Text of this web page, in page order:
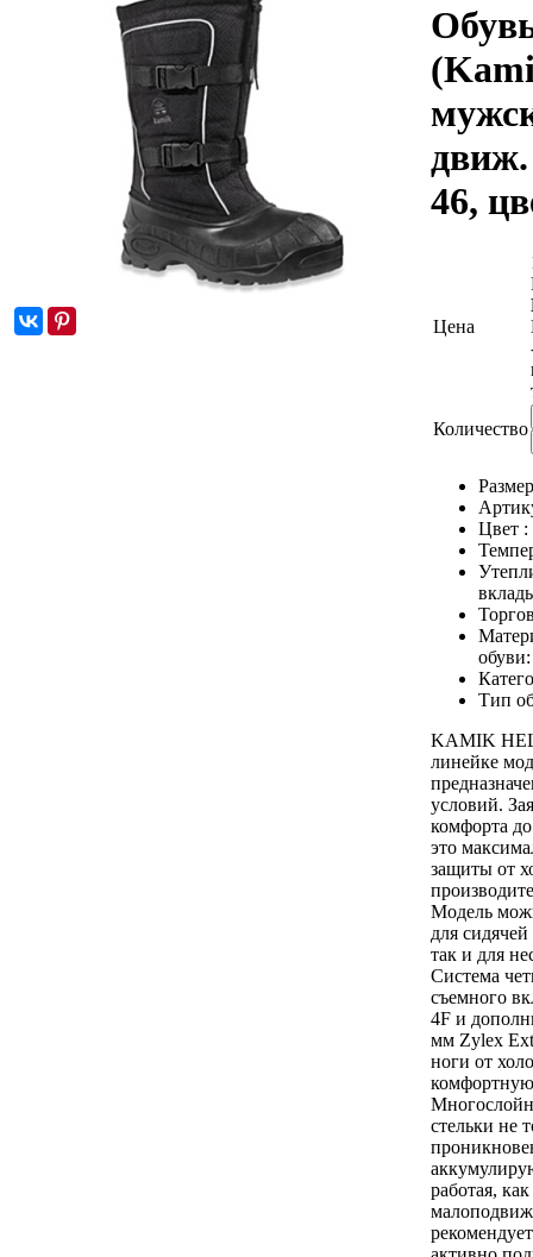
движ.
46,
Цена
Количество
Цвет :
Тип
KAMIK
линейке
условий.
комфорта
это
защиты от
Модель
для
так и для
Система
съемного
4F и
мм Zylex
ноги от
комфортную
стельки не
работая,